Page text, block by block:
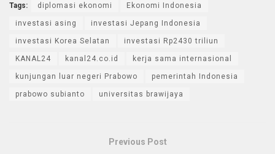
Tags: diplomasi ekonomi Ekonomi Indonesia
investasi asing investasi Jepang Indonesia
investasi Korea Selatan investasi Rp2430 triliun
KANAL24 kanal24.co.id kerja sama internasional
kunjungan luar negeri Prabowo pemerintah Indonesia
prabowo subianto universitas brawijaya
Previous Post